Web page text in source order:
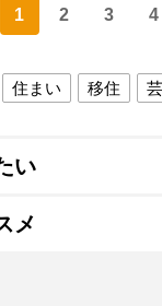
1 2 3 4
住まい 移住
い
メ